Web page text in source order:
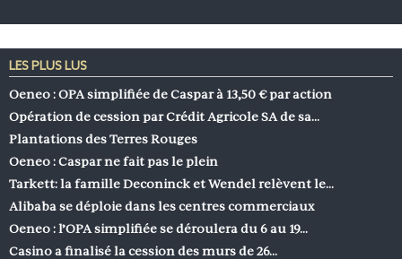
LES PLUS LUS
Oeneo : OPA simplifiée de Caspar à 13,50 € par action
Opération de cession par Crédit Agricole SA de sa…
Plantations des Terres Rouges
Oeneo : Caspar ne fait pas le plein
Tarkett: la famille Deconinck et Wendel relèvent le…
Alibaba se déploie dans les centres commerciaux
Oeneo : l’OPA simplifiée se déroulera du 6 au 19…
Casino a finalisé la cession des murs de 26…